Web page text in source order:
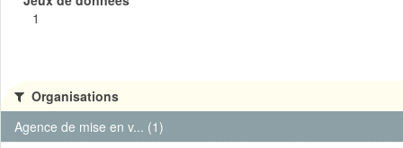
1
Organisations
Agence de mise en v... (1)